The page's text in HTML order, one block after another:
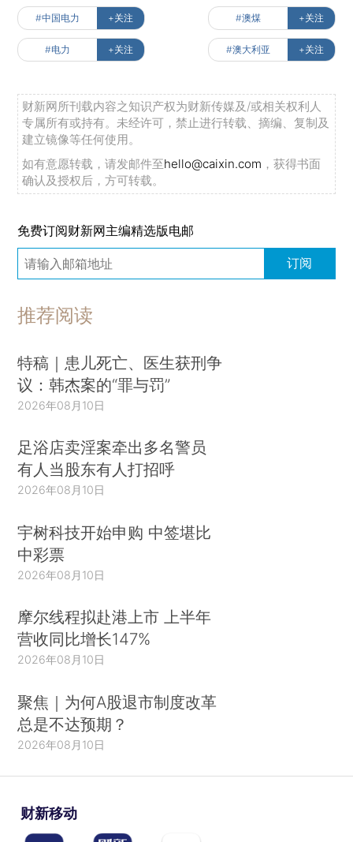
#中国电力 +关注 #澳煤 +关注
#电力 +关注 #澳大利亚 +关注
财新网所刊载内容之知识产权为财新传媒及/或相关权利人
专属所有或持有。未经许可，禁止进行转载、摘编、复制及
建立镜像等任何使用。
如有意愿转载，请发邮件至hello@caixin.com ，获得书面
确认及授权后，方可转载。
免费订阅财新网主编精选版电邮
订阅
推荐阅读
特稿｜患儿死亡、医生获刑争
议：韩杰案的“罪与罚”
2026年08月10日
足浴店卖淫案牵出多名警员
有人当股东有人打招呼
2026年08月10日
宇树科技开始申购 中签堪比
中彩票
2026年08月10日
摩尔线程拟赴港上市 上半年
营收同比增长147%
2026年08月10日
聚焦｜为何A股退市制度改革
总是不达预期？
2026年08月10日
财新移动